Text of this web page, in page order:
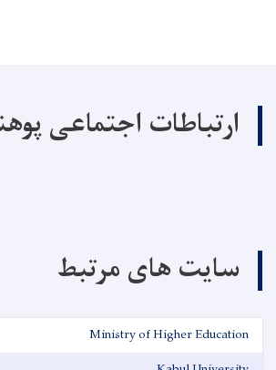
ارتباطات اجتماعی
سایت های مرتبط
Ministry of Higher Education